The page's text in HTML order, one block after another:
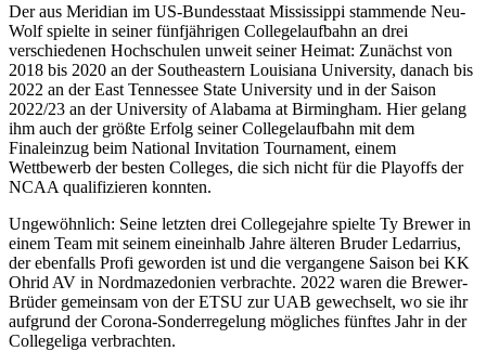
Der aus Meridian im US-Bundesstaat Mississippi stammende Neu-
Wolf spielte in seiner fünfjährigen Collegelaufbahn an drei
verschiedenen Hochschulen unweit seiner Heimat: Zunächst von
2018 bis 2020 an der Southeastern Louisiana University, danach bis
2022 an der East Tennessee State University und in der Saison
2022/23 an der University of Alabama at Birmingham. Hier gelang
ihm auch der größte Erfolg seiner Collegelaufbahn mit dem
Finaleinzug beim National Invitation Tournament, einem
Wettbewerb der besten Colleges, die sich nicht für die Playoffs der
NCAA qualifizieren konnten.
Ungewöhnlich: Seine letzten drei Collegejahre spielte Ty Brewer in
einem Team mit seinem eineinhalb Jahre älteren Bruder Ledarrius,
der ebenfalls Profi geworden ist und die vergangene Saison bei KK
Ohrid AV in Nordmazedonien verbrachte. 2022 waren die Brewer-
Brüder gemeinsam von der ETSU zur UAB gewechselt, wo sie ihr
aufgrund der Corona-Sonderregelung mögliches fünftes Jahr in der
Collegeliga verbrachten.